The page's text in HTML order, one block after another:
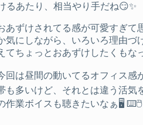
るあたり、相当やり手だね😏✨
ずけされてる感が可愛すぎて
にしながら、いろいろ理由
ちょっとおあずけしたくもな
回は昼間の動いてるオフィス
多いけど、それとは違う活気
作業ボイスも聴きたいなぁ🖥 ⌨️🖱